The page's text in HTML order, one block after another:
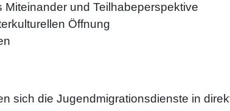
und Teilhabeperspektive
Öffnung
sich die Jugendmigrationsdienste in